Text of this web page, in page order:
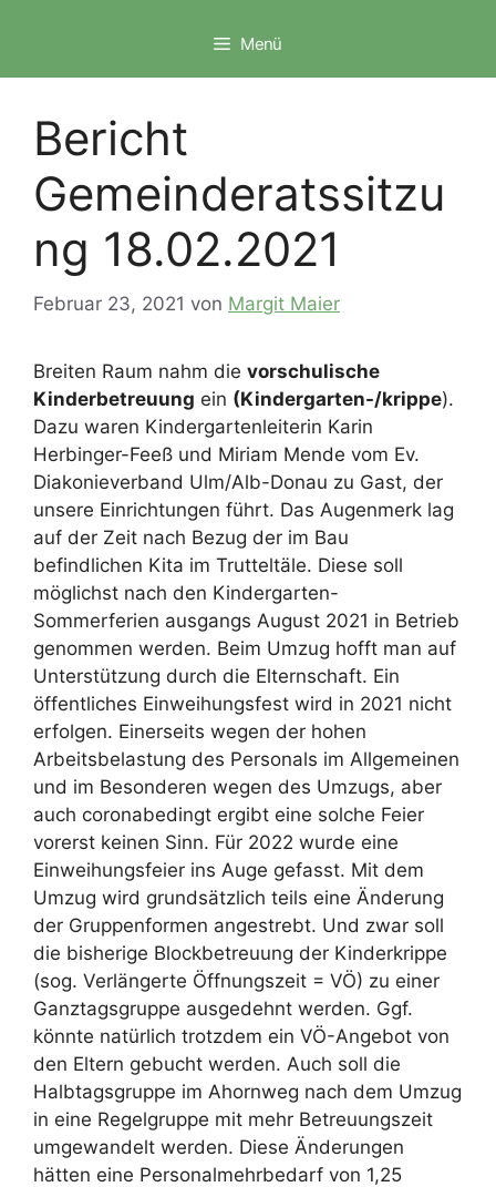
Menü
Bericht
Gemeinderatssitzu
ng 18.02.2021
Februar 23, 2021 von Margit Maier
Breiten Raum nahm die vorschulische
Kinderbetreuung ein (Kindergarten-/krippe).
Dazu waren Kindergartenleiterin Karin
Herbinger-Feeß und Miriam Mende vom Ev.
Diakonieverband Ulm/Alb-Donau zu Gast, der
unsere Einrichtungen führt. Das Augenmerk lag
auf der Zeit nach Bezug der im Bau
befindlichen Kita im Trutteltäle. Diese soll
möglichst nach den Kindergarten-
Sommerferien ausgangs August 2021 in Betrieb
genommen werden. Beim Umzug hofft man auf
Unterstützung durch die Elternschaft. Ein
öffentliches Einweihungsfest wird in 2021 nicht
erfolgen. Einerseits wegen der hohen
Arbeitsbelastung des Personals im Allgemeinen
und im Besonderen wegen des Umzugs, aber
auch coronabedingt ergibt eine solche Feier
vorerst keinen Sinn. Für 2022 wurde eine
Einweihungsfeier ins Auge gefasst. Mit dem
Umzug wird grundsätzlich teils eine Änderung
der Gruppenformen angestrebt. Und zwar soll
die bisherige Blockbetreuung der Kinderkrippe
(sog. Verlängerte Öffnungszeit = VÖ) zu einer
Ganztagsgruppe ausgedehnt werden. Ggf.
könnte natürlich trotzdem ein VÖ-Angebot von
den Eltern gebucht werden. Auch soll die
Halbtagsgruppe im Ahornweg nach dem Umzug
in eine Regelgruppe mit mehr Betreuungszeit
umgewandelt werden. Diese Änderungen
hätten eine Personalmehrbedarf von 1,25